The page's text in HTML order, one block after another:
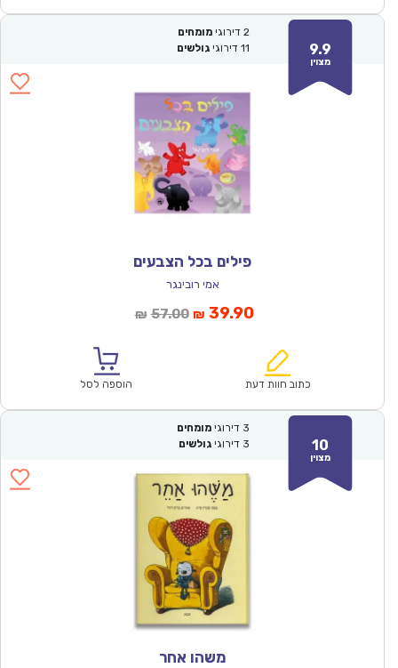
9.9
מצוין
2 דירוגי מומחים
11 דירוגי גולשים
פילים בכל הצבעים
אמי רובינגר
₪ 57.00המחיר
₪57.00.
₪ 39.90המחיר
הוא:
כתוב חוות דעת הוספה לסל
10
מצוין
3 דירוגי מומחים
3 דירוגי גולשים
משהו אחר